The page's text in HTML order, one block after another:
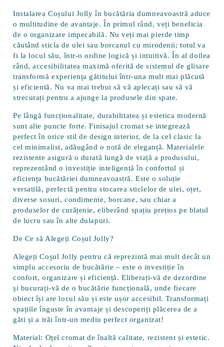
Instalarea Coșului Jolly în bucătăria dumneavoastră aduce
o multitudine de avantaje. În primul rând, veți beneficia
de o organizare impecabilă. Nu veți mai pierde timp
căutând sticla de ulei sau borcanul cu mirodenii; totul va
fi la locul său, într-o ordine logică și intuitivă. În al doilea
rând,accesibilitatea maximă oferită de sistemul de glisare
transformă experiența gătitului într-una mult mai plăcută
și eficientă. Nu va mai trebui să vă aplecați sau să vă
strecurați pentru a ajunge la produsele din spate.
Pe lângă funcționalitate, durabilitatea și estetica modernă
sunt alte puncte forte. Finisajul cromat se integrează
perfect în orice stil de design interior, de la cel clasic la
cel minimalist, adăugând o notă de eleganță. Materialele
rezistente asigură o durată lungă de viață a produsului,
reprezentând o investiție inteligentă în confortul și
eficiența bucătăriei dumneavoastră. Este o soluție
versatilă, perfectă pentru stocarea sticlelor de ulei, oțet,
diverse sosuri, condimente, borcane, sau chiar a
produselor de curățenie, eliberând spațiu prețios pe blatul
de lucru sau în alte dulapuri.
De Ce să Alegeți Coșul Jolly?
Alegeți Coșul Jolly pentru că reprezintă mai mult decât un
simplu accesoriu de bucătărie – este o investiție în
confort, organizare și eficiență. Eliberați-vă de dezordine
și bucurați-vă de o bucătărie funcțională, unde fiecare
obiect își are locul său și este ușor accesibil. Transformați
spațiile înguste în avantaje și descoperiți plăcerea de a
găti și a trăi într-un mediu perfect organizat!
Material: Oțel cromat de înaltă calitate, rezistent și estetic.